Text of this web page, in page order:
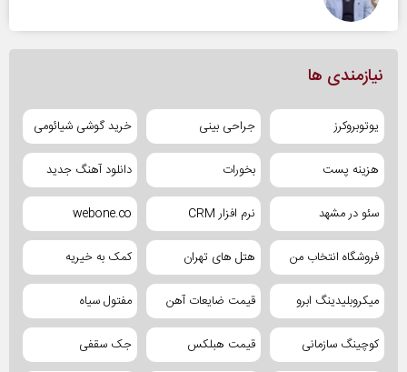
نیازمندی ها
یوتوبروکرز جراحی بینی خرید گوشی شیائومی
هزینه پست بخورات دانلود آهنگ جدید
سئو در مشهد نرم افزار CRM webone.co
فروشگاه انتخاب من هتل های تهران کمک به خیریه
میکروبلیدینگ ابرو قیمت ضایعات آهن مفتول سیاه
کوچینگ سازمانی قیمت هبلکس جک سقفی